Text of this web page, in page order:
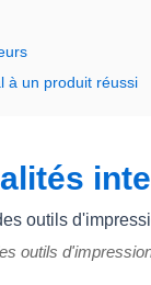
à un produit réussi
outils